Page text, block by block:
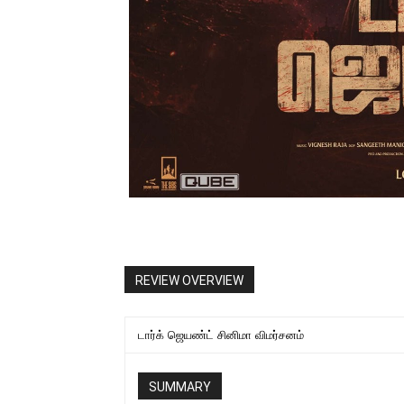
REVIEW OVERVIEW
டார்க் ஜெயண்ட் சினிமா விமர்சனம்
SUMMARY